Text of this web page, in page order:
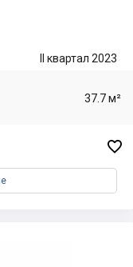
II квартал 2023
37.7 м²
